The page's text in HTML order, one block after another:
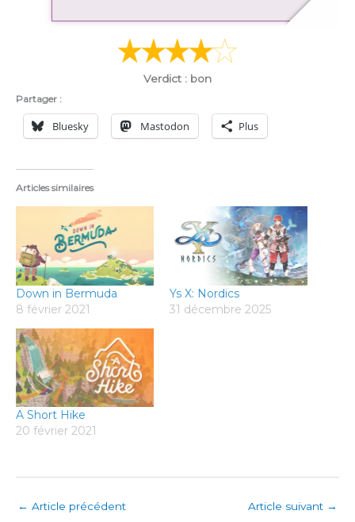
e
Verdict : bon
Partager :
Bluesky Mastodon Plus
Articles similaires
Down in Bermuda
8 février 2021
Ys X: Nordics
31 décembre 2025
A Short Hike
20 février 2021
← Article précédent Article suivant →